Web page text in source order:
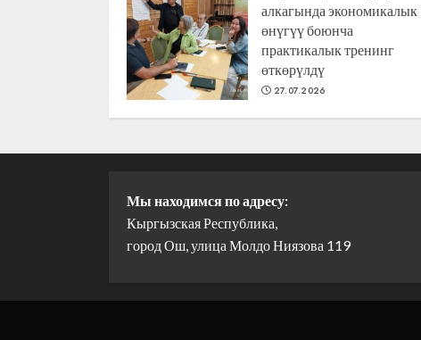
алкагында экономикалык
өнүгүү боюнча
практикалык тренинг
өткөрүлдү
27.07.2026
Мы находимся по адресу:
Кыргызская Республика,
город Ош, улица Молдо Ниязова 119